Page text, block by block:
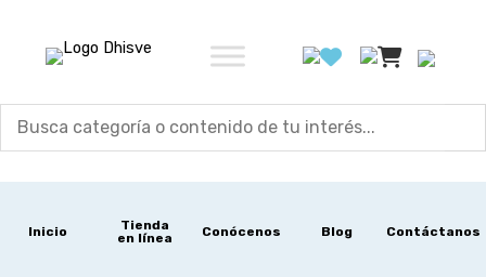
contenido
Inicio
Tienda
en línea
Conócenos Blog Contáctanos